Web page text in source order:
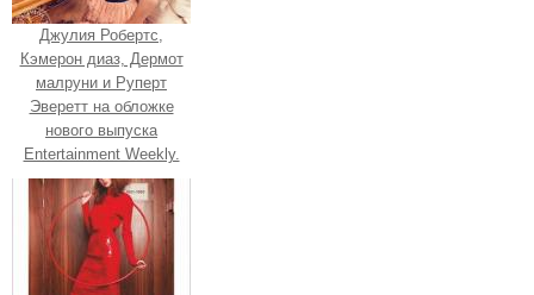
Джулия Робертс,
Кэмерон диаз, Дермот
малруни и Руперт
Эверетт на обложке
нового выпуска
Entertainment Weekly.